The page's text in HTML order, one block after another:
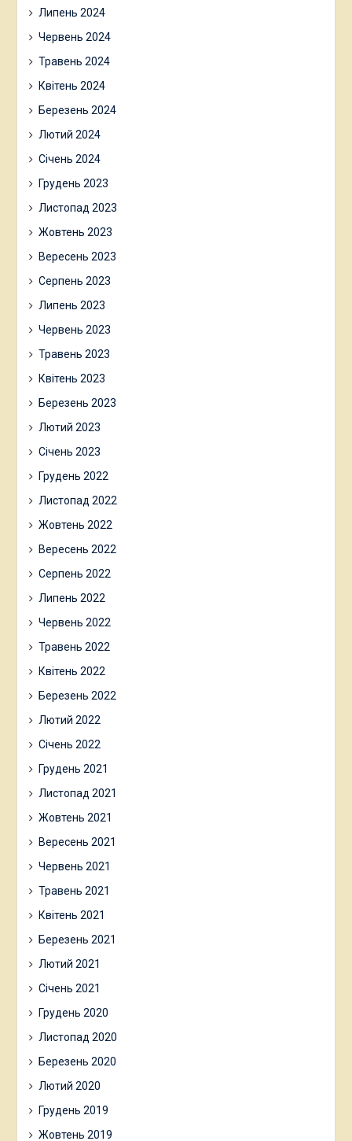
Липень 2024
Червень 2024
Травень 2024
Квітень 2024
Березень 2024
Лютий 2024
Січень 2024
Грудень 2023
Листопад 2023
Жовтень 2023
Вересень 2023
Серпень 2023
Липень 2023
Червень 2023
Травень 2023
Квітень 2023
Березень 2023
Лютий 2023
Січень 2023
Грудень 2022
Листопад 2022
Жовтень 2022
Вересень 2022
Серпень 2022
Липень 2022
Червень 2022
Травень 2022
Квітень 2022
Березень 2022
Лютий 2022
Січень 2022
Грудень 2021
Листопад 2021
Жовтень 2021
Вересень 2021
Червень 2021
Травень 2021
Квітень 2021
Березень 2021
Лютий 2021
Січень 2021
Грудень 2020
Листопад 2020
Березень 2020
Лютий 2020
Грудень 2019
Жовтень 2019